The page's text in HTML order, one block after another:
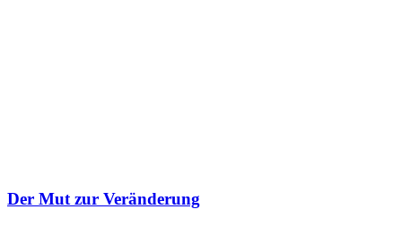
Der Mut zur Veränderung